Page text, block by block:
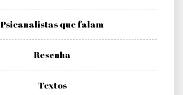
Psicanalistas que falam
Resenha
Textos